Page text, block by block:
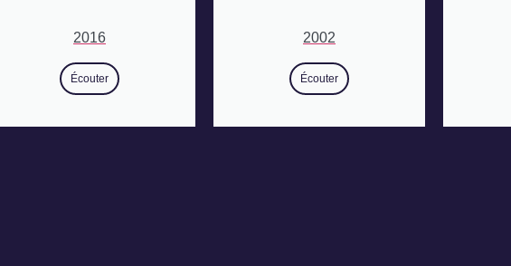
2016
Écouter
2002
Écouter